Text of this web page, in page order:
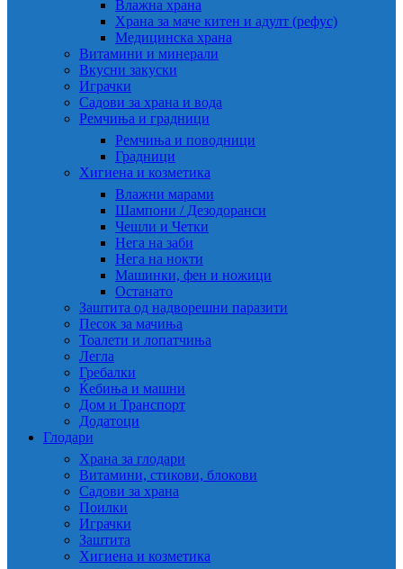
Влажна храна
Храна за маче китен и адулт (рефус)
Медицинска храна
Витамини и минерали
Вкусни закуски
Играчки
Садови за храна и вода
Ремчиња и градници
Ремчиња и поводници
Градници
Хигиена и козметика
Влажни марами
Шампони / Дезодоранси
Чешли и Четки
Нега на заби
Нега на нокти
Машинки, фен и ножици
Останато
Заштита од надворешни паразити
Песок за мачиња
Тоалети и лопатчиња
Легла
Гребалки
Ќебиња и машни
Дом и Транспорт
Додатоци
Глодари
Храна за глодари
Витамини, стикови, блокови
Садови за храна
Поилки
Играчки
Заштита
Хигиена и козметика